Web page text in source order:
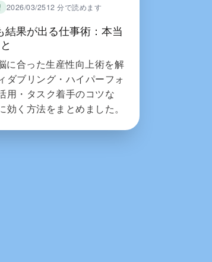
2026/03/2512 分で読めます
結果が出る仕事術：本当
に合った生産性向上術を解
ダブリング・ハイパーフォ
用・タスク着手のコツな
効く方法をまとめました。